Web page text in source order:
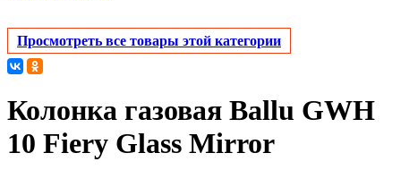
Просмотреть все товары этой категории
Колонка газовая Ballu GWH
10 Fiery Glass Mirror